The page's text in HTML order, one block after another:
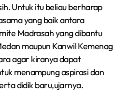
Untuk itu beliau berharap
yang baik antara
Madrasah yang dibantu
maupun Kanwil Kemenag
agar kiranya dapat
menampung aspirasi dan
didik baru,ujarnya.